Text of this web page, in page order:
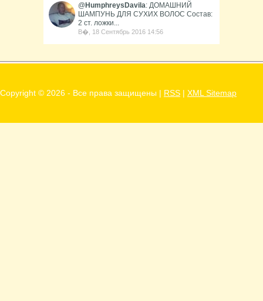
@ HumphreysDavila: ДОМАШНИЙ
ШАМПУНЬ ДЛЯ СУХИХ ВОЛОС Состав:
2 ст. ложки...
В�, 18 Сентябрь 2016 14:56
Copyright © 2026 - Все права защищены | RSS | XML Sitemap